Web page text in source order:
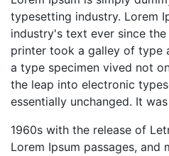
typesetting industry. Lorem
industry's text ever since
printer took a galley of type
a type specimen vived not
the leap into electronic
essentially unchanged. It
1960s with the release of
Lorem Ipsum passages, and